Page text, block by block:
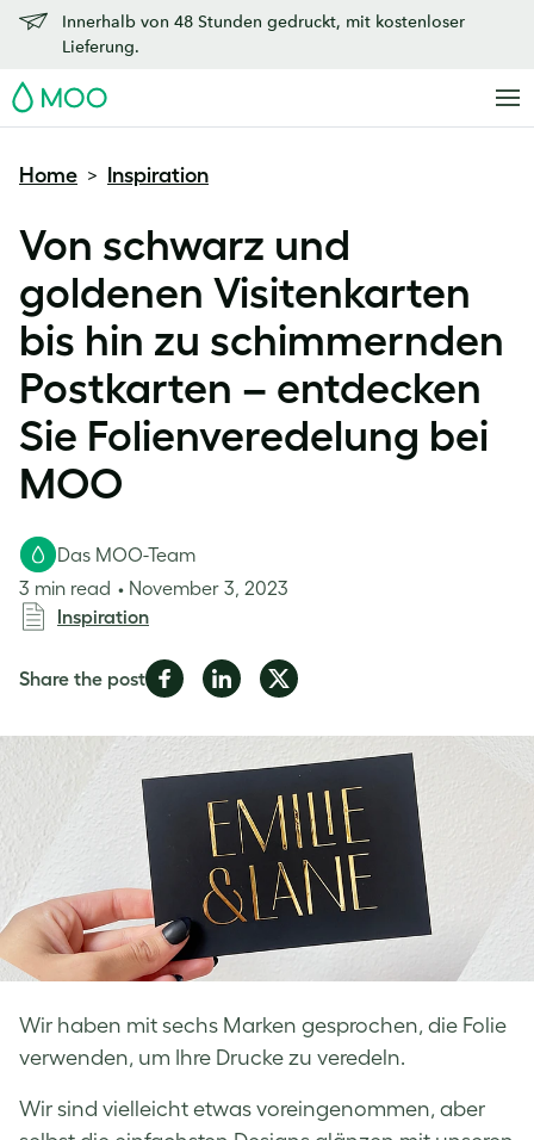
Innerhalb von 48 Stunden gedruckt, mit kostenloser
Lieferung.
MOO
Home > Inspiration
Von schwarz und
goldenen Visitenkarten
bis hin zu schimmernden
Postkarten – entdecken
Sie Folienveredelung bei
MOO
Wir haben mit sechs Marken gesprochen, die Folie
verwenden, um Ihre Drucke zu veredeln.
Das MOO-Team
3 min read
November 3, 2023
Inspiration
Share the postShare
Facebook
Share
LinkedIn
Share
Twitter
Wir sind vielleicht etwas voreingenommen, aber